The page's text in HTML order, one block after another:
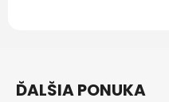
ĎALŠIA PONUKA